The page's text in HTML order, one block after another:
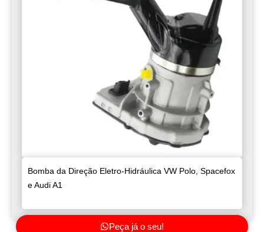
Bomba da Direção Eletro-Hidráulica VW Polo, Spacefox
e Audi A1
Peça já o seu!